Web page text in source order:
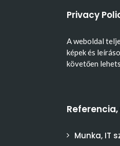
Privacy
A weboldal
képek és
követően
Munka, IT